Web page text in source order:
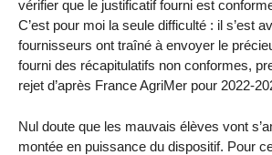
vérifier que le justificatif fourni est
C’est pour moi la seule difficulté : il s’est
fournisseurs ont traîné à envoyer le
fourni des récapitulatifs non conformes,
rejet d’après France AgriMer pour 2022-
Nul doute que les mauvais élèves vont
montée en puissance du dispositif. Pour